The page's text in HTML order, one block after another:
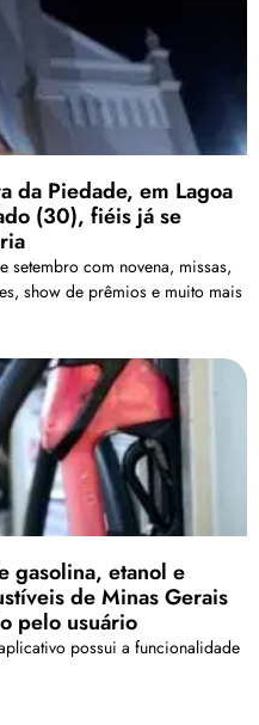
da Piedade, em Lagoa
(30), fiéis já se
com novena, missas,
show de prêmios e muito mais
gasolina, etanol e
de Minas Gerais
pelo usuário
possui a funcionalidade